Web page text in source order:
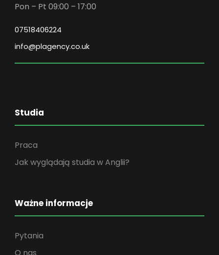
Pon – Pt 09:00 – 17:00
07518406224
info@plagency.co.uk
Studia
Praca
Jak wyglądają studia w Anglii?
Ważne informacje
Pytania